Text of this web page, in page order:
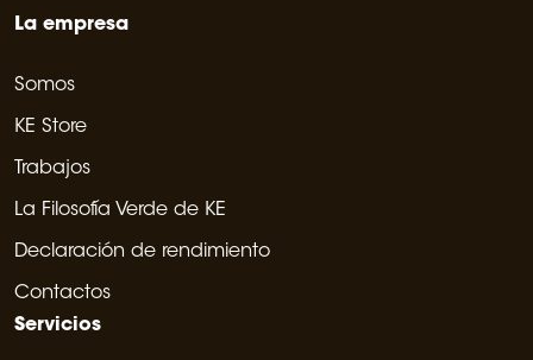
La empresa
Somos
KE Store
Trabajos
La Filosofía Verde de KE
Declaración de rendimiento
Contactos
Servicios